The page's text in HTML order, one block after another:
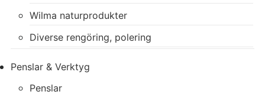
Wilma naturprodukter
Diverse rengöring, polering
Penslar & Verktyg
Penslar